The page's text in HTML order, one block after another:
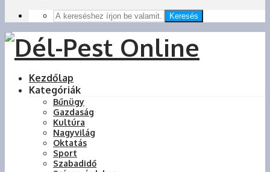
Keresés
Kezdőlap
Kategóriák
Bűnügy
Gazdaság
Kultúra
Nagyvilág
Oktatás
Sport
Szabadidő